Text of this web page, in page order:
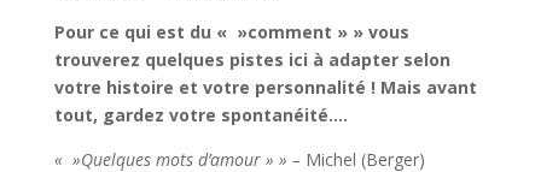
Pour ce qui est du « »comment » » vous
trouverez quelques pistes ici à adapter selon
votre histoire et votre personnalité ! Mais avant
tout, gardez votre spontanéité….
« »Quelques mots d’amour » » – Michel (Berger)